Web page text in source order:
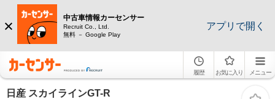
中古車情報カーセンサー
Recruit Co., Ltd.
無料 － Google Play
アプリで開く
履歴 お気に入り メニュー
日産 スカイラインGT-R